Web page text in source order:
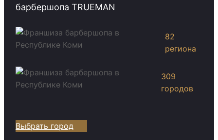
барбершопа TRUEMAN
82
региона
309
городов
Выбрать город